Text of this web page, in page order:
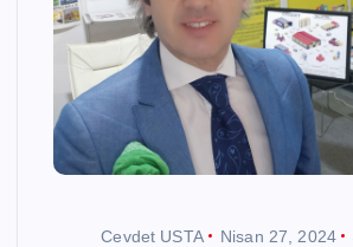
Cevdet USTA Nisan 27, 2024